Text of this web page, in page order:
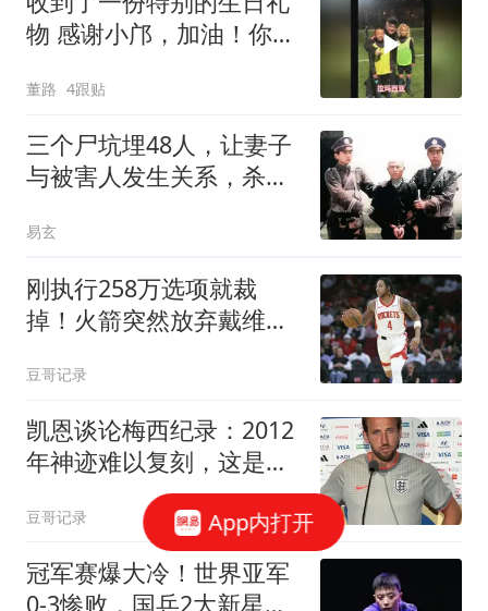
物 感谢小邝，加油！你是
球员！
董路 4跟贴
三个尸坑埋48人，让妻子
与被害人发生关系，杀人
易玄
刚执行258万选项就裁
掉！火箭突然放弃戴维森
豆哥记录
凯恩谈论梅西纪录：2012
年神迹难以复刻，这是足
球怪物留下的神迹
豆哥记录
冠军赛爆大冷！世界亚军
0-3惨败，国乒2大新星立
App内打开